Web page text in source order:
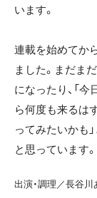
います。
連載を始めてか
ました。まだま
になったり、「今
ら何度も来るは
ってみたいかも
と思っています。
出演・調理／長谷